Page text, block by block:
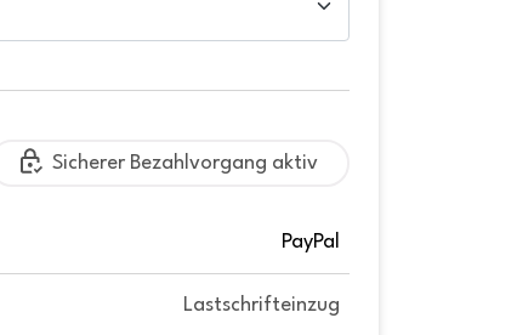
Sicherer Bezahlvorgang aktiv
PayPal
Lastschrifteinzug